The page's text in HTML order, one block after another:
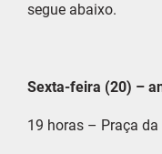
segue abaixo.
Sexta-feira (20) –
19 horas – Praça